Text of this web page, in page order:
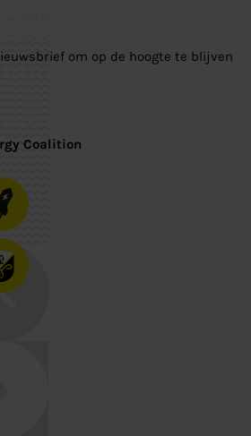
om op de hoogte te blijven
Coalition